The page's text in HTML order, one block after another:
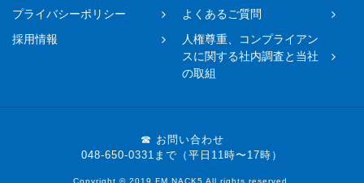
プライバシーポリシー
よくあるご質問
採用情報
人権尊重、コンプライアン
スに関する社内調査と当社
の取組
☎ お問い合わせ
048-650-0331まで（平日11時〜17時）
Copyright © 2019 FM NACK5 All rights reserved.